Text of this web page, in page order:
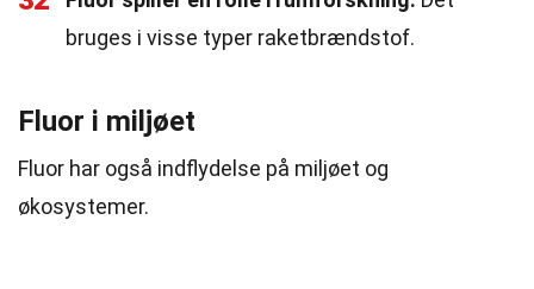
bruges i visse typer raketbrændstof.
Fluor i miljøet
Fluor har også indflydelse på miljøet og
økosystemer.